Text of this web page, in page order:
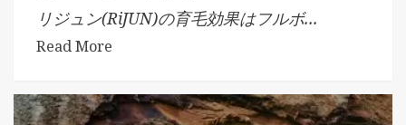
リジュン(RiJUN)の育毛効果はフルボ...
Read More